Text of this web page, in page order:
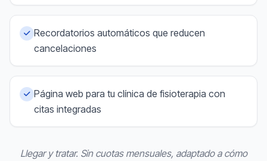
Recordatorios automáticos que reducen
cancelaciones
Página web para tu clínica de fisioterapia con
citas integradas
Llegar y tratar. Sin cuotas mensuales, adaptado a cómo